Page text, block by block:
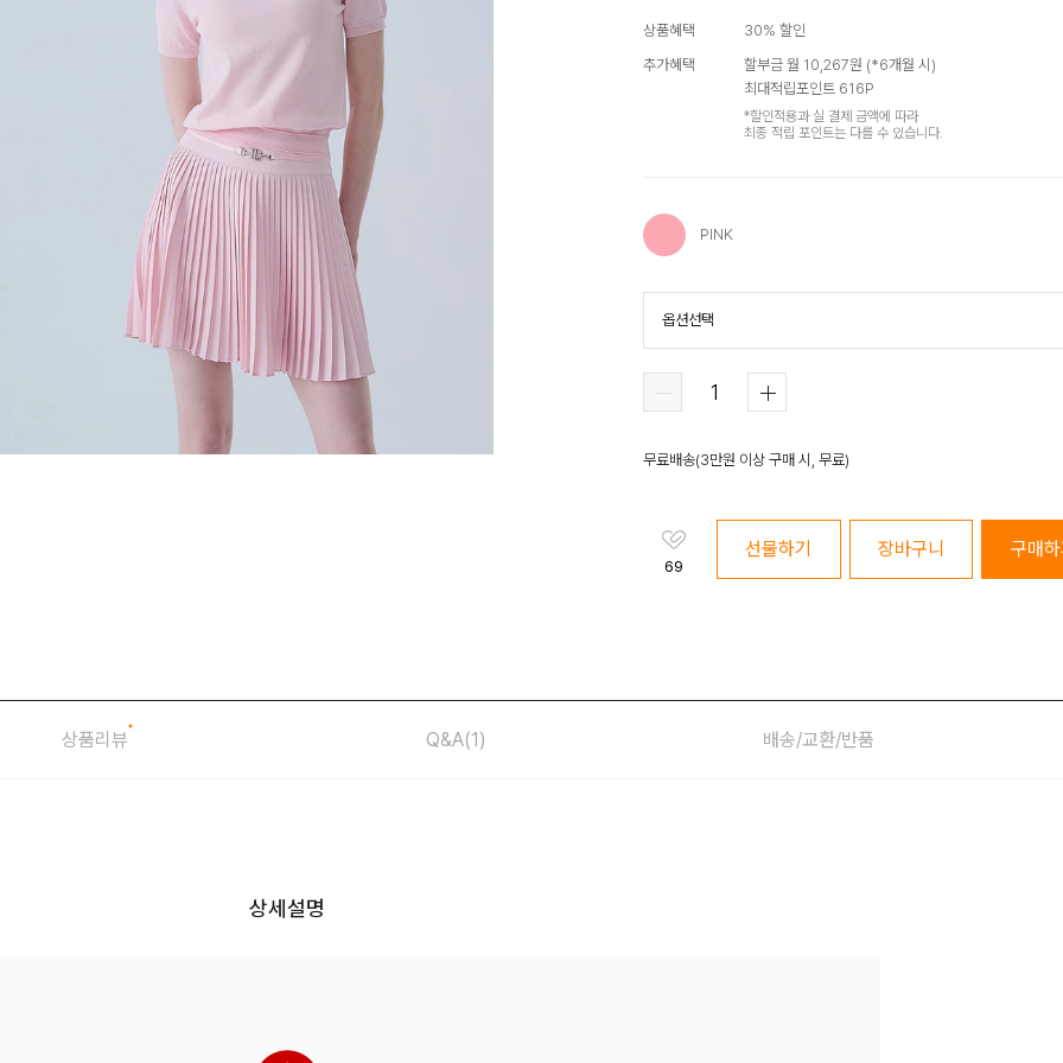
상품혜택 30% 할인
추가혜택
할부금 월 10,267원 (*6개월 시)
최대적립포인트 616P
*할인적용과 실 결제 금액에 따라
최종 적립 포인트는 다를 수 있습니다.
PINK
PINK
옵션선택
무료배송(3만원 이상 구매 시, 무료)
69
선물하기 장바구니 구매
상품리뷰 Q&A(1) 배송/교환/반품
상세설명